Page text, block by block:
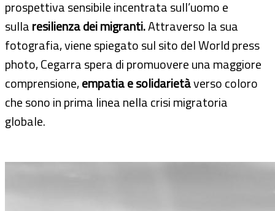
prospettiva sensibile incentrata sull’uomo e
sullaresilienza dei migranti.Attraverso la sua
fotografia, viene spiegato sul sito del World press
photo, Cegarra spera di promuovere una maggiore
comprensione,empatia e solidarietàverso coloro
che sono in prima linea nella crisi migratoria
globale.